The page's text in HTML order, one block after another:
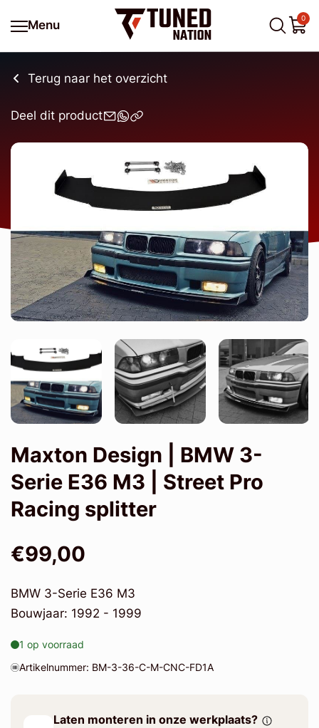
Menu
0
Terug naar het overzicht
Deel dit product
Maxton Design | BMW 3-
Serie E36 M3 | Street Pro
Racing splitter
€99,00
BMW 3-Serie E36 M3
Bouwjaar: 1992 - 1999
1 op voorraad
Artikelnummer: BM-3-36-C-M-CNC-FD1A
Laten monteren in onze werkplaats?